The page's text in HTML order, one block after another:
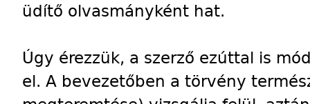
üdítő olvasmányként hat.
Úgy érezzük, a szerző ezúttal is
el. A bevezetőben a törvény